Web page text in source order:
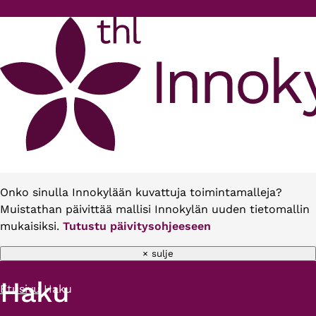
Onko sinulla Innokylään kuvattuja toimintamalleja?
Muistathan päivittää mallisi Innokylän uuden tietomallin
mukaisiksi. Tutustu päivitysohjeeseen
× sulje
Murupolku
Etusivu Haku
Haku